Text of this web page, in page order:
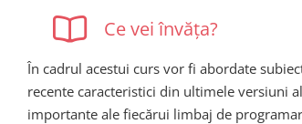
Ce vei învăța?
În cadrul acestui curs vor fi abordate
recente caracteristici din ultimele versiuni
importante ale fiecărui limbaj de